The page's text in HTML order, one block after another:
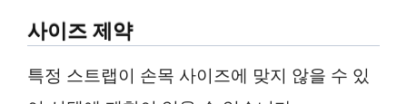
사이즈 제약
특정 스트랩이 손목 사이즈에 맞지 않을 수 있